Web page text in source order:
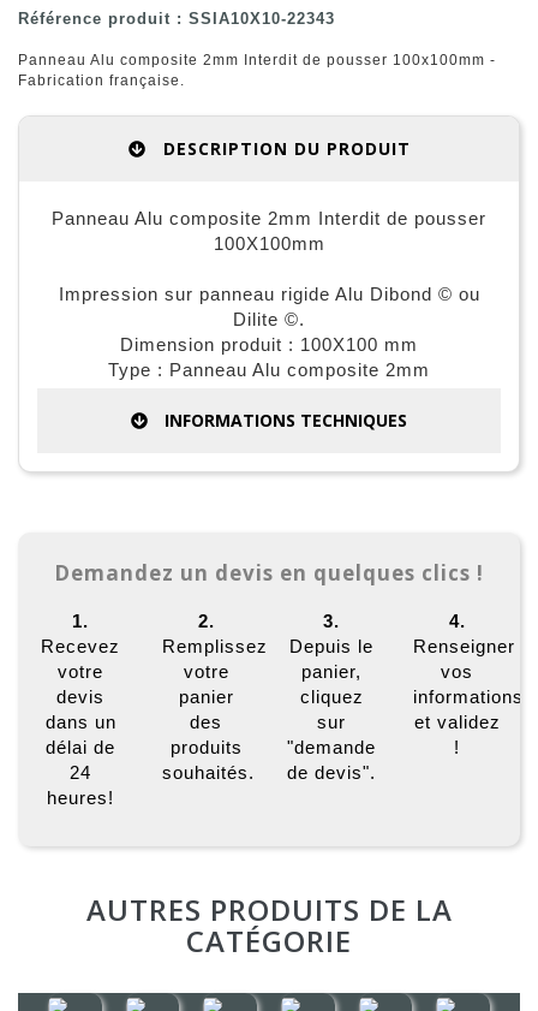
Référence produit : SSIA10X10-22343
Panneau Alu composite 2mm Interdit de pousser 100x100mm -
Fabrication française.
DESCRIPTION DU PRODUIT
Panneau Alu composite 2mm Interdit de pousser
100X100mm
Impression sur panneau rigide Alu Dibond © ou
Dilite ©.
Dimension produit : 100X100 mm
Type : Panneau Alu composite 2mm
INFORMATIONS TECHNIQUES
Demandez un devis en quelques clics !
1.
Recevez
votre
devis
dans un
délai de
24
heures!
2.
Remplissez
votre
panier
des
produits
souhaités.
3.
Depuis le
panier,
cliquez
sur
"demande
de devis".
4.
Renseigner
vos
informations
et validez
!
AUTRES PRODUITS DE LA
CATÉGORIE